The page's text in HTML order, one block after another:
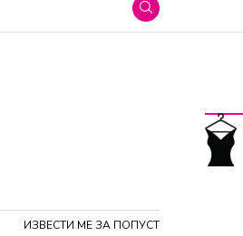
ИЗВЕСТИ МЕ ЗА ПОПУСТ